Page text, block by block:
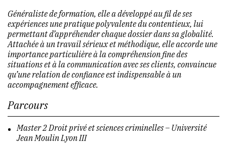
Parcours
Master 2 Droit privé et sciences criminelles – Université
Jean Moulin Lyon III
Généraliste de formation, elle a développé au fil de ses
expériences une pratique polyvalente du contentieux, lui
permettant d’appréhender chaque dossier dans sa globalité.
Attachée à un travail sérieux et méthodique, elle accorde une
importance particulière à la compréhension fine des
situations et à la communication avec ses clients, convaincue
qu’une relation de confiance est indispensable à un
accompagnement efficace.